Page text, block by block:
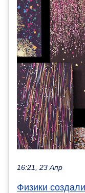
16:21, 23 Апр
Физики